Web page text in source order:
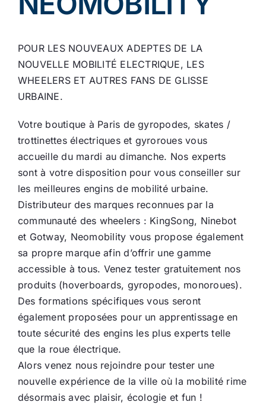
POUR LES NOUVEAUX ADEPTES DE LA
NOUVELLE MOBILITÉ ELECTRIQUE, LES
WHEELERS ET AUTRES FANS DE GLISSE
URBAINE.
Votre boutique à Paris de gyropodes, skates /
trottinettes électriques et gyroroues vous
accueille du mardi au dimanche. Nos experts
sont à votre disposition pour vous conseiller sur
les meilleures engins de mobilité urbaine.
Distributeur des marques reconnues par la
communauté des wheelers : KingSong, Ninebot
et Gotway, Neomobility vous propose également
sa propre marque afin d’offrir une gamme
accessible à tous. Venez tester gratuitement nos
produits (hoverboards, gyropodes, monoroues).
Des formations spécifiques vous seront
également proposées pour un apprentissage en
toute sécurité des engins les plus experts telle
que la roue électrique.
Alors venez nous rejoindre pour tester une
nouvelle expérience de la ville où la mobilité rime
désormais avec plaisir, écologie et fun !